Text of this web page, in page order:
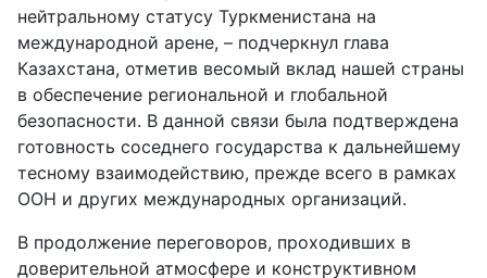
нейтральному статусу Туркменистана на
международной арене, – подчеркнул глава
Казахстана, отметив весомый вклад нашей страны
в обеспечение региональной и глобальной
безопасности. В данной связи была подтверждена
готовность соседнего государства к дальнейшему
тесному взаимодействию, прежде всего в рамках
ООН и других международных организаций.
В продолжение переговоров, проходивших в
доверительной атмосфере и конструктивном